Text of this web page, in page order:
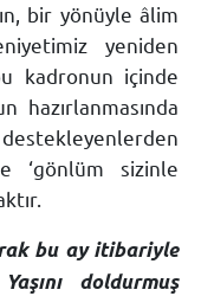
bir yönüyle âlim
yeniden
kadronun içinde
‘gönlüm sizinle
bu ay itibariyle
doldurmuş